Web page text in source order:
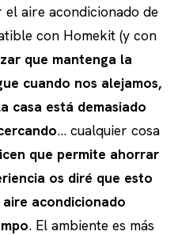
aire acondicionado de
con Homekit (y con
que mantenga la
cuando nos alejamos,
casa está demasiado
… cualquier cosa
que permite ahorrar
os diré que esto
acondicionado
. El ambiente es más